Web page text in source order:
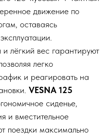
движение по
оставаясь
лёгкий вес гарантируют
легко
и реагировать на
VESNA 125
сиденье,
и вместительное
поездки максимально